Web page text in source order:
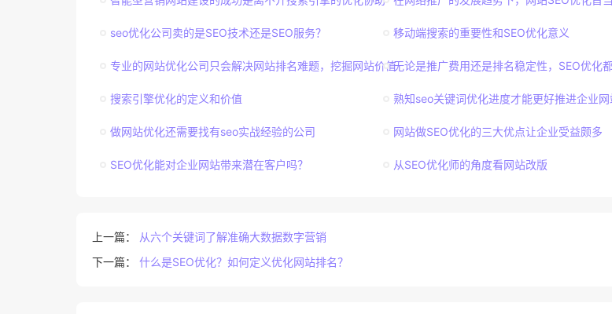
seo优化公司卖的是SEO技术还是SEO服务？ 移动端搜索的重要性和SEO优化意义
专业的网站优化公司只会解决网站排名难题，挖掘网站价值无论是推广费用还是排名稳定性，SEO优化
搜索引擎优化的定义和价值 熟知seo关键词优化进度才能更好推进企业
做网站优化还需要找有seo实战经验的公司 网站做SEO优化的三大优点让企业受益颇多
SEO优化能对企业网站带来潜在客户吗？ 从SEO优化师的角度看网站改版
上一篇：
从六个关键词了解准确大数据数字营销
下一篇： 什么是SEO优化？如何定义优化网站排名？